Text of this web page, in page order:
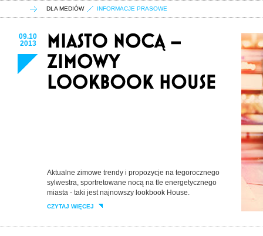
DLA MEDIÓW INFORMACJE PRASOWE
09.10
2013
Aktualne zimowe trendy i propozycje na tegorocznego
sylwestra, sportretowane nocą na tle energetycznego
miasta - taki jest najnowszy lookbook House.
CZYTAJ WIĘCEJ